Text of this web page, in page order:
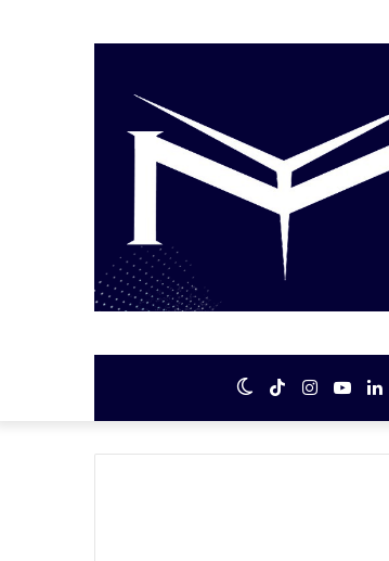
المظلم
TikTok
انستقرام يوتيوب لينكدإنفيسبوك